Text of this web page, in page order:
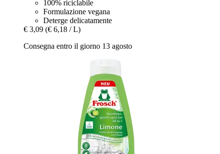
100% riciclabile
Formulazione vegana
Deterge delicatamente
€ 3,09 (€ 6,18 / L)
Consegna entro il giorno 13 agosto